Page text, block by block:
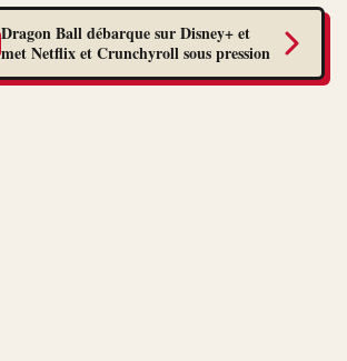
Dragon Ball débarque sur Disney+ et
met Netflix et Crunchyroll sous pression